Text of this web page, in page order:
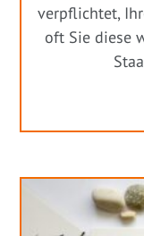
verpflichtet,
oft Sie diese